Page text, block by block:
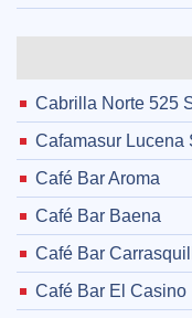
Cabrilla Norte 525
Cafamasur Lucena
Café Bar Aroma
Café Bar Baena
Café Bar
Café Bar El Casino